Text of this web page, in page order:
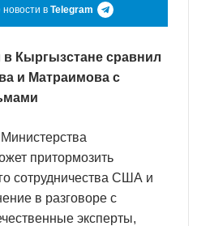
новости в Telegram
Кыргызстане сравнил
и Матраимова с
притормозить
сотрудничества США и
в разговоре с
эксперты,